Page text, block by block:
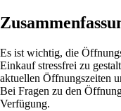
Es ist wichtig, die
Einkauf stressfrei zu
aktuellen Öffnungszeiten
Bei Fragen zu den
Verfügung.